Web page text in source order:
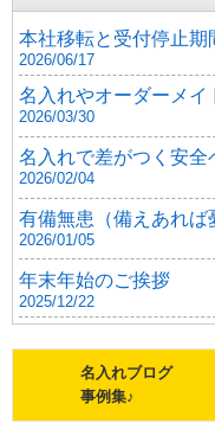
本社移転と受付停止期
2026/06/17
名入れやオーダーメイ
2026/03/30
名入れで差がつく安全
2026/02/04
有備無患（備えあれば
2026/01/05
年末年始のご挨拶
2025/12/22
名入れブログ
事例集♪